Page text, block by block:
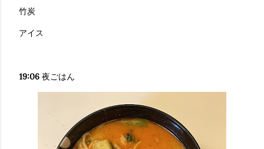
竹炭
アイス
19:06 夜ごはん